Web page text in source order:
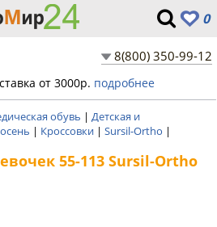
0
8(800) 350-99-12
от 3000р. подробнее
обувь | Детская и
| Кроссовки | Sursil-Ortho |
55-113 Sursil-Ortho